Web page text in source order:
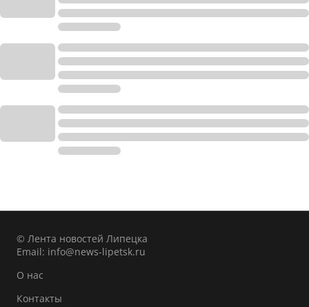
© Лента новостей Липецка
Email: info@news-lipetsk.ru
О нас
Контакты